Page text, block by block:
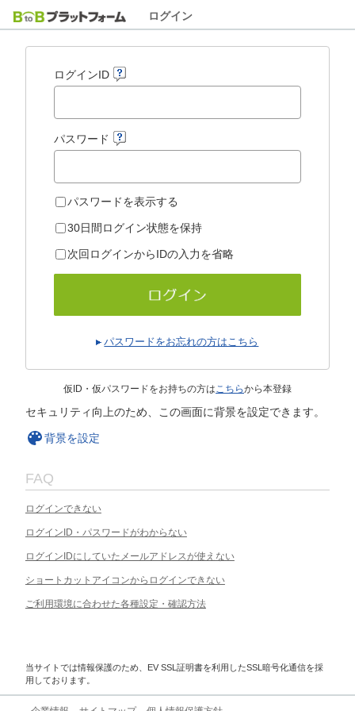
ログイン
ログインID
パスワード
パスワードを表示する
30日間ログイン状態を保持
次回ログインからIDの入力を省略
パスワードをお忘れの方はこちら
仮ID・仮パスワードをお持ちの方はこちらから本登録
セキュリティ向上のため、この画面に背景を設定できます。
背景を設定
FAQ
ログインできない
ログインID・パスワードがわからない
ログインIDにしていたメールアドレスが使えない
ショートカットアイコンからログインできない
ご利用環境に合わせた各種設定・確認方法
当サイトでは情報保護のため、EV SSL証明書を利用したSSL暗号化通信を採
用しております。